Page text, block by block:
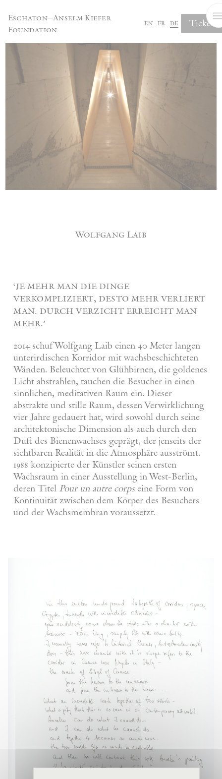
Eschaton—Anselm Kiefer
Foundation
en fr de Tickets
Wolfgang Laib
‘je mehr man die dinge
verkompliziert, desto mehr verliert
man. durch verzicht erreicht man
mehr.’
2014 schuf Wolfgang Laib einen 40 Meter langen
unterirdischen Korridor mit wachsbeschichteten
Wänden. Beleuchtet von Glühbirnen, die goldenes
Licht abstrahlen, tauchen die Besucher in einen
sinnlichen, meditativen Raum ein. Dieser
abstrakte und stille Raum, dessen Verwirklichung
vier Jahre gedauert hat, wird sowohl durch seine
architektonische Dimension als auch durch den
Duft des Bienenwachses geprägt, der jenseits der
sichtbaren Realität in die Atmosphäre ausströmt.
1988 konzipierte der Künstler seinen ersten
Wachsraum in einer Ausstellung in West-Berlin,
deren Titel Pour un autre corpseine Form von
Kontinuität zwischen dem Körper des Besuchers
und der Wachsmembran voraussetzt.